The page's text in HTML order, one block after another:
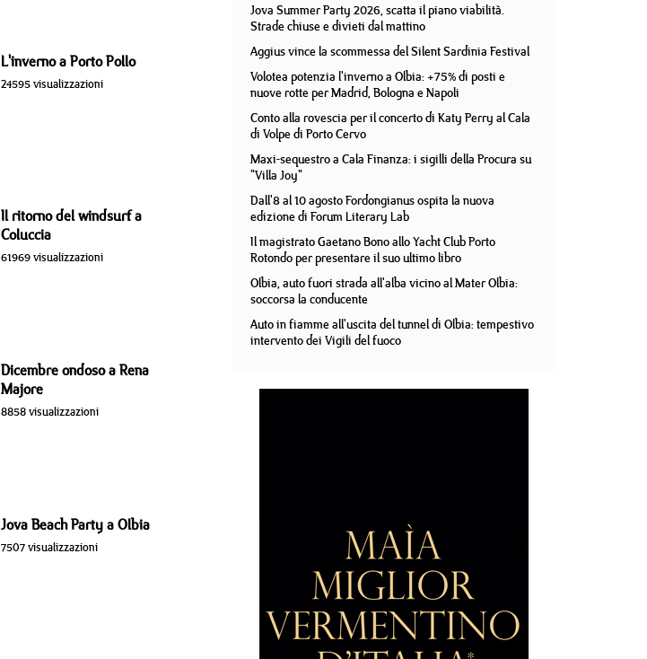
L'inverno a Porto Pollo
24595 visualizzazioni
Il ritorno del windsurf a
Coluccia
61969 visualizzazioni
Dicembre ondoso a Rena
Majore
8858 visualizzazioni
Jova Beach Party a Olbia
7507 visualizzazioni
Jova Summer Party 2026, scatta il piano viabilità.
Strade chiuse e divieti dal mattino
Aggius vince la scommessa del Silent Sardinia Festival
Volotea potenzia l'inverno a Olbia: +75% di posti e
nuove rotte per Madrid, Bologna e Napoli
Conto alla rovescia per il concerto di Katy Perry al Cala
di Volpe di Porto Cervo
Maxi-sequestro a Cala Finanza: i sigilli della Procura su
"Villa Joy"
Dall'8 al 10 agosto Fordongianus ospita la nuova
edizione di Forum Literary Lab
Il magistrato Gaetano Bono allo Yacht Club Porto
Rotondo per presentare il suo ultimo libro
Olbia, auto fuori strada all'alba vicino al Mater Olbia:
soccorsa la conducente
Auto in fiamme all'uscita del tunnel di Olbia: tempestivo
intervento dei Vigili del fuoco